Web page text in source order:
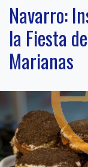
Navarro:
la Fiesta
Marianas